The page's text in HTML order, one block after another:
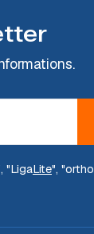
"LigaLite", "ortho